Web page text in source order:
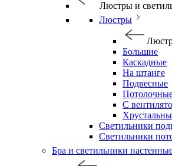
Люстры и
Люстры
Большие
Каскадные
На штанге
Подвесные
С
Светильники
Светильники
Бра и светильники